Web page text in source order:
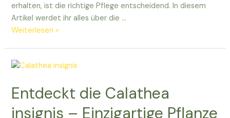
erhalten, ist die richtige Pflege entscheidend. In diesem
Artikel werdet ihr alles über die …
Alles,
über
exotische
libbyana
Weiterlesen »
Entdeckt die Calathea
insignis – Einzigartige Pflanze